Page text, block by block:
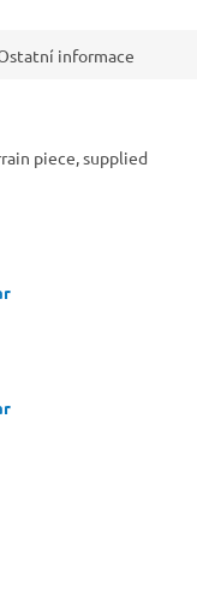
informace
piece, supplied